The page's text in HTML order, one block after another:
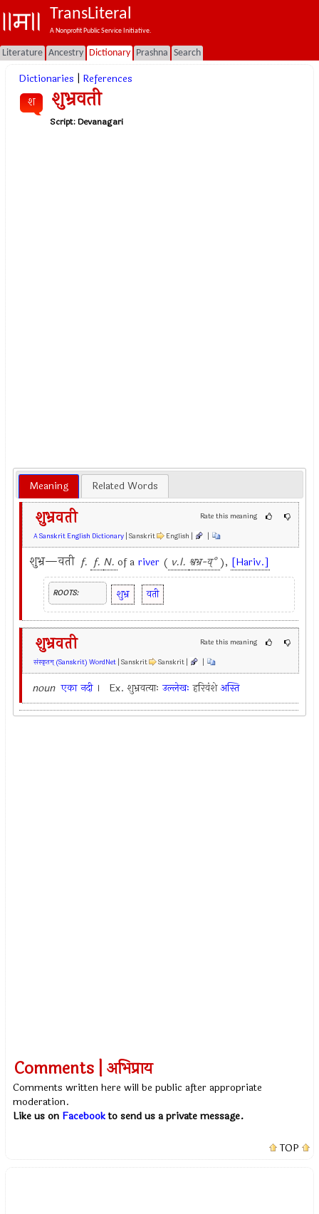
TransLiteral
A Nonprofit Public Service Initiative.
Literature Ancestry Dictionary Prashna Search
Dictionaries References
श शुभ्रवती
Script:Devanagari
Meaning Related Words
Rate this meaning
शुभ्रवती
A Sanskrit English Dictionary | Sanskrit English | |
शुभ्र—वती f. f. N. of a river ( v.l. श्वभ्र-व्°), [Hariv.]
ROOTS: शुभ्र वती
Rate this meaning
शुभ्रवती
संस्कृतम् (Sanskrit) WordNet | Sanskrit Sanskrit | |
noun एका नदी । Ex. शुभ्रवत्याःउल्लेखः हरिवंशेअस्ति
Comments | अभिप्राय
Comments written here will be public after appropriate
moderation.
Like us on Facebookto send us a private message.
TOP